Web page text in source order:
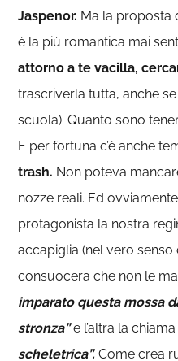
Jaspenor. Ma la
è la più romantica mai
attorno a te vacilla,
trascriverla tutta, anche
scuola). Quanto sono
E per fortuna c’è anche
trash. Non poteva
nozze reali. Ed
protagonista la nostra
accapiglia (nel vero
consuocera che non le
imparato questa mossa
stronza”e l’altra la chiama
scheletrica”.Come crea